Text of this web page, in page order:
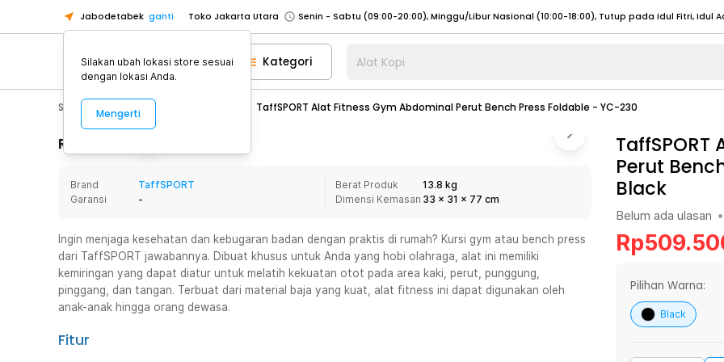
Jabodetabek ganti Toko Jakarta Utara
Toko Tangerang
Toko Cikupa
Pick n Go Jakarta Barat
Senin - Jumat (07:00 - 20:00), Sabtu - Minggu (08:00 - 20:00), Tutup pada Idul Fitri
Pick n Go Bekasi
Senin - Jumat (08:00 - 20:00), Sabtu - Minggu/ Libur Nasional (08:00 - 17:00) Selengkapnya
Senin - Jumat (08:00 - 20:00), Sabtu - Minggu/ Libur Nasional (08:00 - 17:00) Selengkapnya
Senin - Sabtu (09:00-20:00), Minggu/Libur Nasional (12:00-20:00), Tutup pada Idul Fitri
Toko Jakarta Barat
Senin - Sabtu (09:00-20:00), Minggu/Libur Nasional (12:00-20:00), Tutup pada Idul Fitri
Toko Tangerang
Toko Cikupa
Pick n Go Jakarta Barat
Senin - Jumat (07:00 - 20:00), Sabtu - Minggu (08:00 - 20:00), Tutup pada Idul Fitri
Pick n Go Bekasi
Senin - Jumat (08:00 - 20:00), Sabtu - Minggu/ Libur Nasional (08:00 - 17:00) Selengkapnya
Kategori Alat Kopi
Sport & Outdoor TaffSPORT Alat Fitness Gym Abdominal Perut Bench Press Foldable - YC-230
Rincian Produk
Brand
TaffSPORT
Garansi
-
Berat Produk
13.8 kg
Dimensi Kemasan 33 x 31 x 77 cm
Ingin menjaga kesehatan dan kebugaran badan dengan praktis di rumah? Kursi gym atau bench press
dari TaffSPORT jawabannya. Dibuat khusus untuk Anda yang hobi olahraga, alat ini memiliki
kemiringan yang dapat diatur untuk melatih kekuatan otot pada area kaki, perut, punggung,
pinggang, dan tangan. Terbuat dari material baja yang kuat, alat fitness ini dapat digunakan oleh
anak-anak hingga orang dewasa.
Fitur
Perut
Black
Belum ada ulasan •
Rp
Pilihan Warna:
Black
Silakan ubah lokasi store sesuai
dengan lokasi Anda.
Mengerti